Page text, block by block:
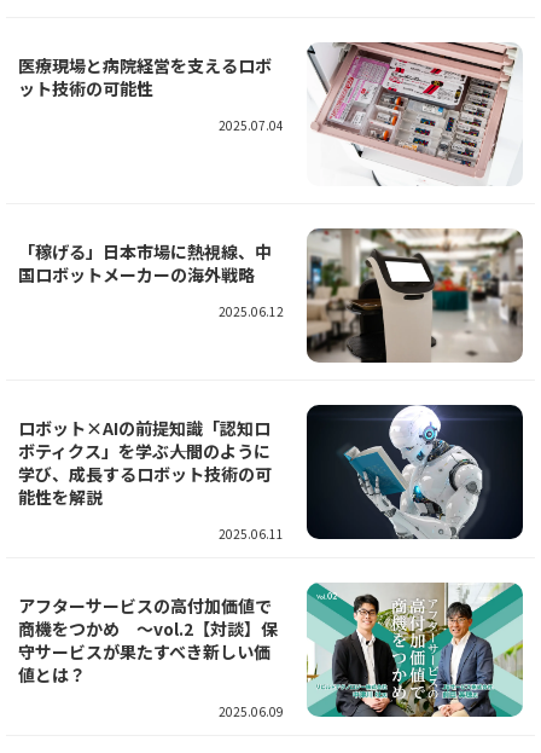
医療現場と病院経営を支えるロボ
ット技術の可能性
2025.07.04
「稼げる」日本市場に熱視線、中
国ロボットメーカーの海外戦略
2025.06.12
ロボット×AIの前提知識「認知ロ
ボティクス」を学ぶ――人間のように
学び、成長するロボット技術の可
能性を解説
2025.06.11
アフターサービスの高付加価値で
商機をつかめ ～vol.2【対談】保
守サービスが果たすべき新しい価
値とは？
2025.06.09